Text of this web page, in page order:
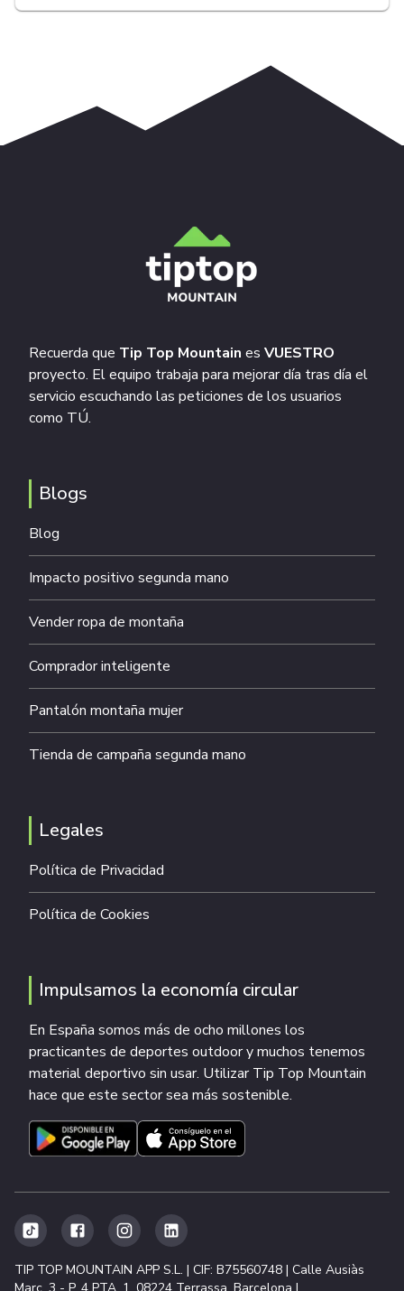
Recuerda que Tip Top Mountain es VUESTRO
proyecto. El equipo trabaja para mejorar día tras día el
servicio escuchando las peticiones de los usuarios
como TÚ.
Blogs
Blog
Impacto positivo segunda mano
Vender ropa de montaña
Comprador inteligente
Pantalón montaña mujer
Tienda de campaña segunda mano
Legales
Política de Privacidad
Política de Cookies
Impulsamos la economía circular
En España somos más de ocho millones los
practicantes de deportes outdoor y muchos tenemos
material deportivo sin usar. Utilizar Tip Top Mountain
hace que este sector sea más sostenible.
TIP TOP MOUNTAIN APP S.L. | CIF: B75560748 | Calle Ausiàs